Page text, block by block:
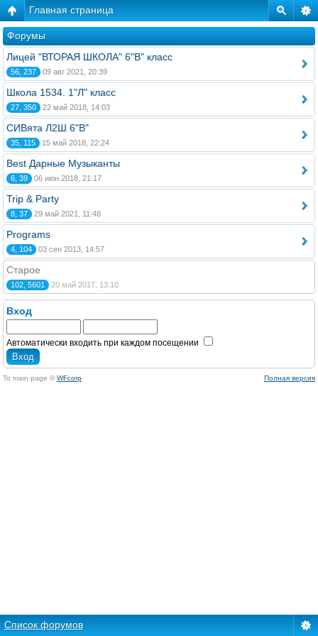
Главная страница
Форумы
Лицей "ВТОРАЯ ШКОЛА" 6"В" класс
56, 237 09 авг 2021, 20:39
Школа 1534. 1"Л" класс
27, 350 22 май 2018, 14:03
СИВята Л2Ш 6"В"
35, 115 15 май 2018, 22:24
Best Дарные Музыканты
6, 39 06 июн 2018, 21:17
Trip & Party
8, 37 29 май 2021, 11:48
Programs
4, 104 03 сен 2013, 14:57
Старое
102, 5601 20 май 2017, 13:10
Вход
Автоматически входить при каждом посещении
To main page © WFcorp Полная версия
Список форумов